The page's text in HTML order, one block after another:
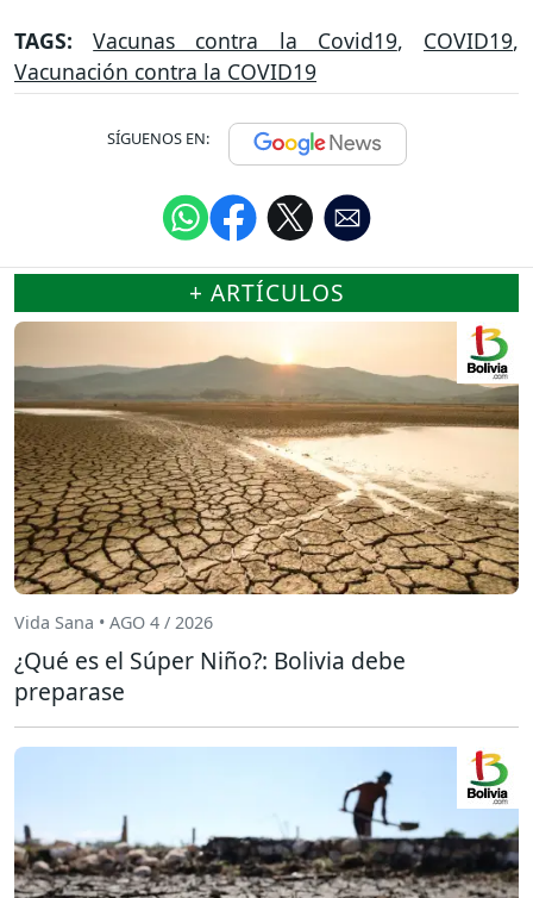
TAGS:Vacunas contra la Covid19, COVID19,
Vacunación contra la COVID19
SÍGUENOS EN:
+ ARTÍCULOS
Vida Sana • AGO 4 / 2026
¿Qué es el Súper Niño?: Bolivia debe
preparase